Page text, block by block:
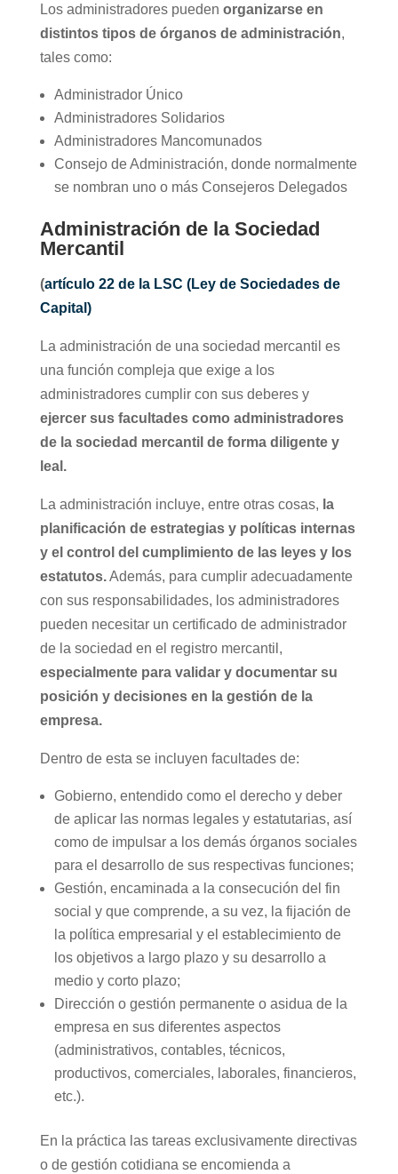
Los administradores pueden organizarse en
distintos tipos de órganos de administración,
tales como:
Administrador Único
Administradores Solidarios
Administradores Mancomunados
Consejo de Administración, donde normalmente
se nombran uno o más Consejeros Delegados
Administración de la Sociedad
Mercantil
(artículo 22 de la LSC (Ley de Sociedades de
Capital)
La administración de una sociedad mercantil es
una función compleja que exige a los
administradores cumplir con sus deberes y
ejercer sus facultades como administradores
de la sociedad mercantil de forma diligente y
leal.
La administración incluye, entre otras cosas, la
planificación de estrategias y políticas internas
y el control del cumplimiento de las leyes y los
estatutos.Además, para cumplir adecuadamente
con sus responsabilidades, los administradores
pueden necesitar un certificado de administrador
de la sociedad en el registro mercantil,
especialmente para validar y documentar su
posición y decisiones en la gestión de la
empresa.
Dentro de esta se incluyen facultades de:
Gobierno, entendido como el derecho y deber
de aplicar las normas legales y estatutarias, así
como de impulsar a los demás órganos sociales
para el desarrollo de sus respectivas funciones;
Gestión, encaminada a la consecución del fin
social y que comprende, a su vez, la fijación de
la política empresarial y el establecimiento de
los objetivos a largo plazo y su desarrollo a
medio y corto plazo;
Dirección o gestión permanente o asidua de la
empresa en sus diferentes aspectos
(administrativos, contables, técnicos,
productivos, comerciales, laborales, financieros,
etc.).
En la práctica las tareas exclusivamente directivas
o de gestión cotidiana se encomienda a